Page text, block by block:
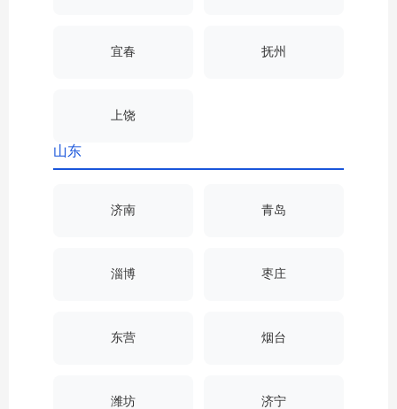
宜春 抚州
上饶
山东
济南 青岛
淄博 枣庄
东营 烟台
潍坊 济宁